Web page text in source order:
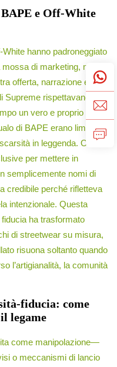
e Off-White
hanno padroneggiato
di marketing, ma
offerta, narrazione e
rispettavano la
un vero e proprio
di BAPE erano limitati a
in leggenda. Off-
per mettere in
semplicemente nomi di
credibile perché rifletteva
intenzionale. Questa
ha trasformato
di streetwear su misura,
risuona soltanto quando
l’artigianalità, la comunità
fiducia: come
legame
come manipolazione—
o meccanismi di lancio